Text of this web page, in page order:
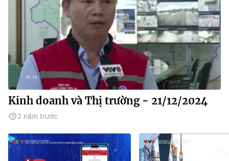
Kinh doanh và Thị trường - 21/12/2024
2 năm trước